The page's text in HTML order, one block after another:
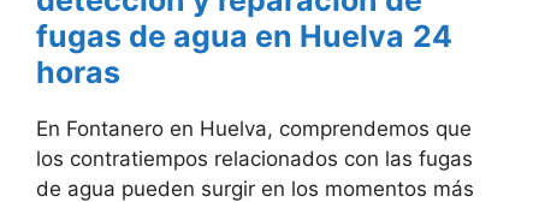
fugas de agua en Huelva 24
horas
En Fontanero en Huelva, comprendemos que
los contratiempos relacionados con las fugas
de agua pueden surgir en los momentos más